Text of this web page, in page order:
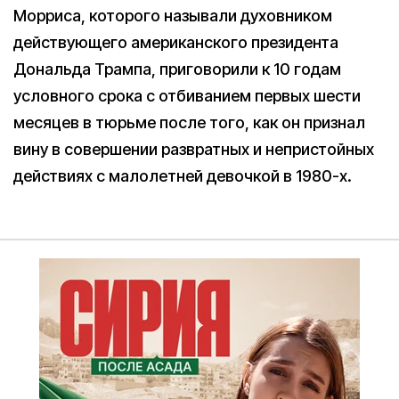
Морриса, которого называли духовником
действующего американского президента
Дональда Трампа, приговорили к 10 годам
условного срока с отбиванием первых шести
месяцев в тюрьме после того, как он признал
вину в совершении развратных и непристойных
действиях с малолетней девочкой в 1980-х.